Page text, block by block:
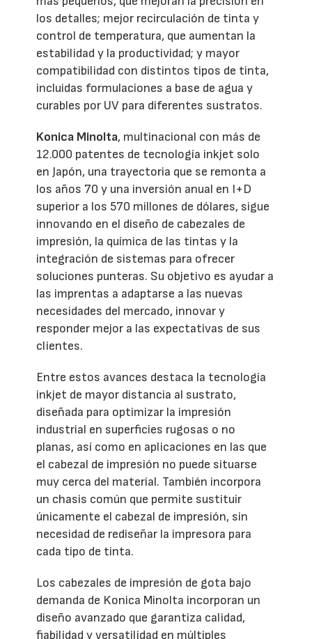
los detalles; mejor recirculación de tinta y
control de temperatura, que aumentan la
estabilidad y la productividad; y mayor
compatibilidad con distintos tipos de tinta,
incluidas formulaciones a base de agua y
curables por UV para diferentes sustratos.
Konica Minolta, multinacional con más de
12.000 patentes de tecnología inkjet solo
en Japón, una trayectoria que se remonta a
los años 70 y una inversión anual en I+D
superior a los 570 millones de dólares, sigue
innovando en el diseño de cabezales de
impresión, la química de las tintas y la
integración de sistemas para ofrecer
soluciones punteras. Su objetivo es ayudar a
las imprentas a adaptarse a las nuevas
necesidades del mercado, innovar y
responder mejor a las expectativas de sus
clientes.
Entre estos avances destaca la tecnología
inkjet de mayor distancia al sustrato,
diseñada para optimizar la impresión
industrial en superficies rugosas o no
planas, así como en aplicaciones en las que
el cabezal de impresión no puede situarse
muy cerca del material. También incorpora
un chasis común que permite sustituir
únicamente el cabezal de impresión, sin
necesidad de rediseñar la impresora para
cada tipo de tinta.
Los cabezales de impresión de gota bajo
demanda de Konica Minolta incorporan un
diseño avanzado que garantiza calidad,
fiabilidad y versatilidad en múltiples